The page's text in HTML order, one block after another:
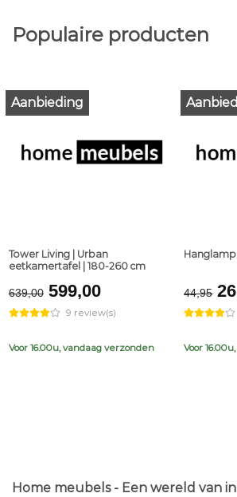
Populaire producten
Aanbieding
Tower Living | Urban
eetkamertafel | 180-260 cm
639,00 Original
price
was:
€639,00.
599,00Current
price
is:
€599,00.
9 review(s)
Voor 16.00u, vandaag verzonden
44,95
Voor
Home meubels - Een wereld van